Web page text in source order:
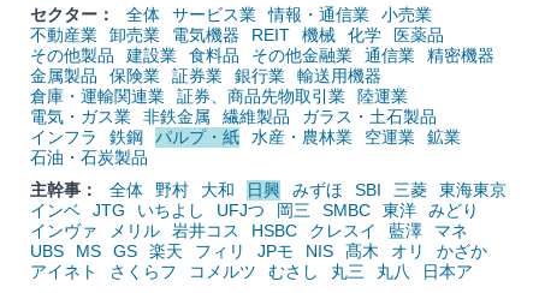
セクター：
全体 サービス業 情報・通信業
小売業
不動産業
卸売業 電気機器 REIT 機械 化学
医薬品
その他製品
建設業 食料品 その他金融業 通信業
精密機器
金属製品
保険業 証券業 銀行業
輸送用機器
倉庫・運輸関連業
証券、商品先物取引業
陸運業
電気・ガス業
非鉄金属 繊維製品
ガラス・土石製品
インフラ
鉄鋼 パルプ・紙 水産・農林業 空運業
鉱業
石油・石炭製品
主幹事：
全体 野村 大和 日興 みずほ SBI 三菱
東海東京
インベ
JTG いちよし UFJつ 岡三 SMBC 東洋
みどり
インヴァ
メリル 岩井コス HSBC クレスイ 藍澤
マネ
UBS
MS GS 楽天 フィリ JPモ NIS 髙木 オリ
かざか
アイネト
さくらフ コメルツ むさし 丸三 丸八
日本ア